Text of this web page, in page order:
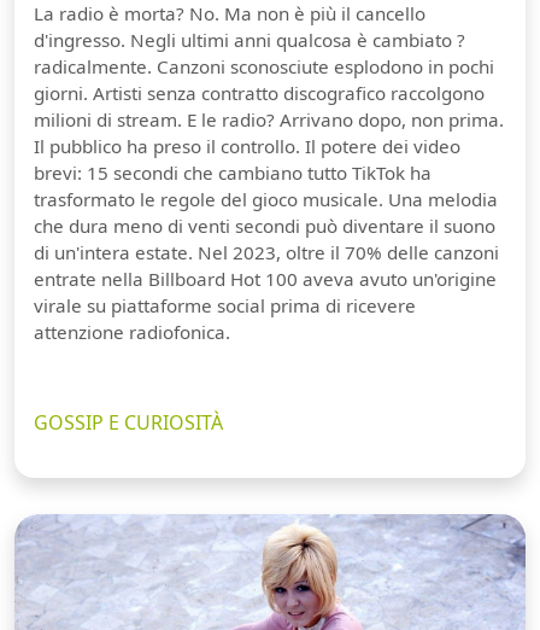
La radio è morta? No. Ma non è più il cancello
d'ingresso. Negli ultimi anni qualcosa è cambiato ?
radicalmente. Canzoni sconosciute esplodono in pochi
giorni. Artisti senza contratto discografico raccolgono
milioni di stream. E le radio? Arrivano dopo, non prima.
Il pubblico ha preso il controllo. Il potere dei video
brevi: 15 secondi che cambiano tutto TikTok ha
trasformato le regole del gioco musicale. Una melodia
che dura meno di venti secondi può diventare il suono
di un'intera estate. Nel 2023, oltre il 70% delle canzoni
entrate nella Billboard Hot 100 aveva avuto un'origine
virale su piattaforme social prima di ricevere
attenzione radiofonica.
GOSSIP E CURIOSITÀ